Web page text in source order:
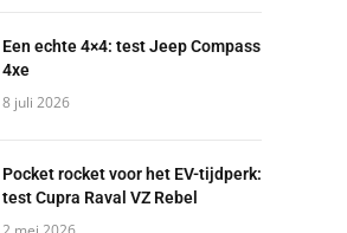
Een echte 4×4: test Jeep Compass
4xe
8 juli 2026
Pocket rocket voor het EV-tijdperk:
test Cupra Raval VZ Rebel